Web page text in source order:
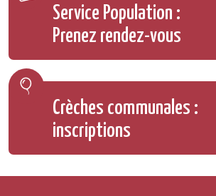
Service Population :
Prenez rendez-vous
Crèches communales :
inscriptions